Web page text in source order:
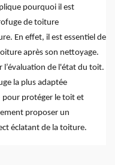
pourquoi il est
de toiture
En effet, il est essentiel de
après son nettoyage.
l’évaluation de l'état du toit.
la plus adaptée
protéger le toit et
proposer un
éclatant de la toiture.